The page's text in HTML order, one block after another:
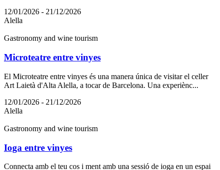
12/01/2026 - 21/12/2026
Alella
Gastronomy and wine tourism
Microteatre entre vinyes
El Microteatre entre vinyes és una manera única de visitar el celler
Art Laietà d'Alta Alella, a tocar de Barcelona. Una experiènc...
12/01/2026 - 21/12/2026
Alella
Gastronomy and wine tourism
Ioga entre vinyes
Connecta amb el teu cos i ment amb una sessió de ioga en un espai